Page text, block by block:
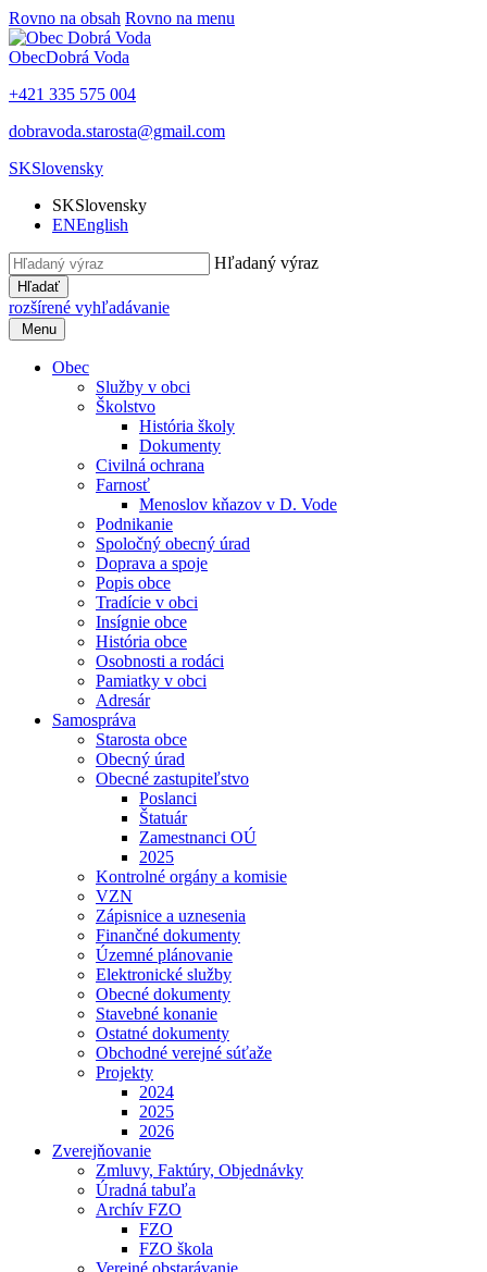
Rovno na obsah Rovno na menu
ObecDobrá Voda
+421 335 575 004
dobravoda.starosta@gmail.com
SKSlovensky
SKSlovensky
ENEnglish
Hľadaný výraz
Hľadať
rozšírené vyhľadávanie
Menu
Obec
Služby v obci
Školstvo
História školy
Dokumenty
Civilná ochrana
Farnosť
Menoslov kňazov v D. Vode
Podnikanie
Spoločný obecný úrad
Doprava a spoje
Popis obce
Tradície v obci
Insígnie obce
História obce
Osobnosti a rodáci
Pamiatky v obci
Adresár
Samospráva
Starosta obce
Obecný úrad
Obecné zastupiteľstvo
Poslanci
Štatuár
Zamestnanci OÚ
2025
Kontrolné orgány a komisie
VZN
Zápisnice a uznesenia
Finančné dokumenty
Územné plánovanie
Elektronické služby
Obecné dokumenty
Stavebné konanie
Ostatné dokumenty
Obchodné verejné súťaže
Projekty
2024
2025
2026
Zverejňovanie
Zmluvy, Faktúry, Objednávky
Úradná tabuľa
Archív FZO
FZO
FZO škola
Verejné obstarávanie